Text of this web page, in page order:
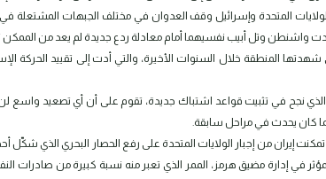
المتحدة وإسرائيل وقف العدوان في مختلف الجبهات المشتعلة
واشنطن وتل أبيب نفسيهما أمام معادلة ردع جديدة لم يعد من الممكن
المنطقة خلال السنوات الأخيرة، والتي أدت إلى تقييد الحركة
الذي نجح في تثبيت قواعد اشتباك جديدة، تقوم على أن أي تصعيد واسع
كما كان يحدث في مراحل سابقة.
إيران من إجبار الولايات المتحدة على رفع الحصار البحري الذي
إدارة مضيق هرمز، الممر الذي تعبر منه نسبة كبيرة من صادرات